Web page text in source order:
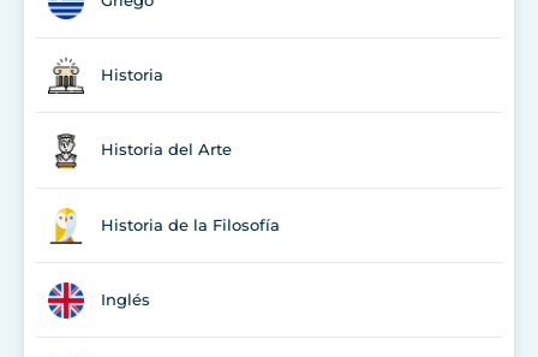
Historia
Historia del Arte
Historia de la Filosofía
Inglés